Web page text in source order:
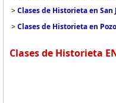
>Clases de Historieta en San
>Clases de Historieta en
Clases de Historieta